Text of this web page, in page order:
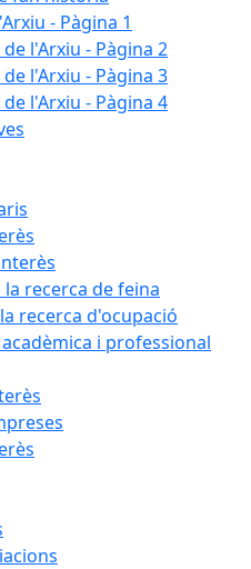
- Pàgina 1
l'Arxiu - Pàgina 2
l'Arxiu - Pàgina 3
l'Arxiu - Pàgina 4
la recerca de feina
recerca d'ocupació
i professional